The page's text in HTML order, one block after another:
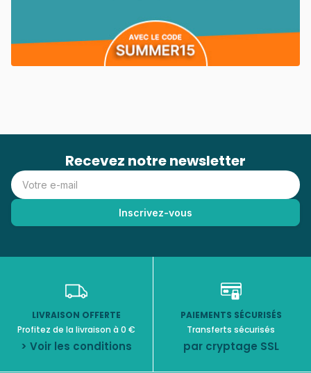
Recevez notre newsletter
LIVRAISON OFFERTE
Profitez de la livraison à 0 €
> Voir les conditions
PAIEMENTS SÉCURISÉS
Transferts sécurisés
par cryptage SSL